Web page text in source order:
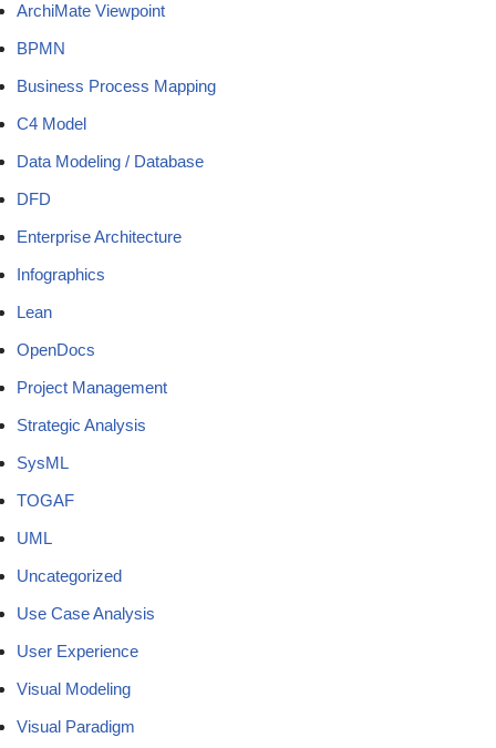
ArchiMate Viewpoint
BPMN
Business Process Mapping
C4 Model
Data Modeling / Database
DFD
Enterprise Architecture
Infographics
Lean
OpenDocs
Project Management
Strategic Analysis
SysML
TOGAF
UML
Uncategorized
Use Case Analysis
User Experience
Visual Modeling
Visual Paradigm